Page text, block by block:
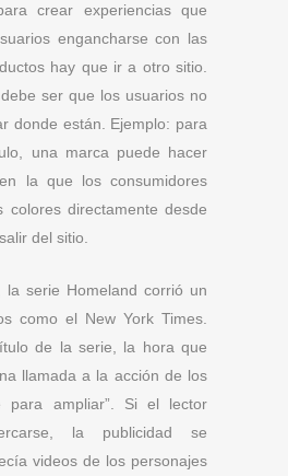
crear experiencias que
engancharse con las
hay que ir a otro sitio.
ser que los usuarios no
donde están. Ejemplo: para
una marca puede hacer
la que los consumidores
colores directamente desde
del sitio.
la serie Homeland corrió un
como el New York Times.
de la serie, la hora que
llamada a la acción de los
para ampliar”. Si el lector
la publicidad se
videos de los personajes